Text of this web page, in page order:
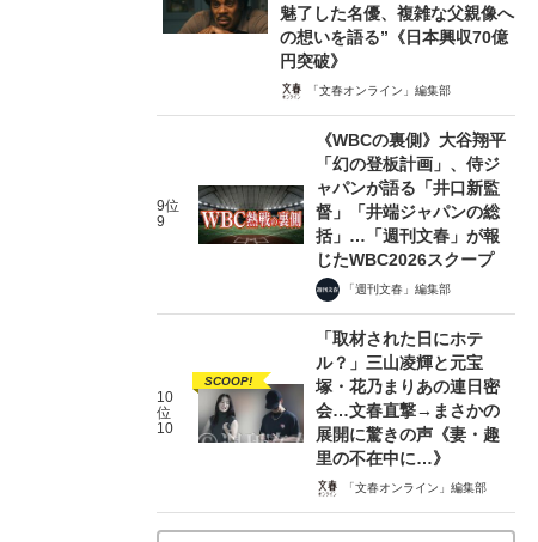
魅了した名優、複雑な父親像へ
の想いを語る”《日本興収70億
円突破》
「文春オンライン」編集部
9位
9
《WBCの裏側》大谷翔平
「幻の登板計画」、侍ジ
ャパンが語る「井口新監
督」「井端ジャパンの総
括」…「週刊文春」が報
じたWBC2026スクープ
「週刊文春」編集部
10
位
10
SCOOP!
「取材された日にホテ
ル？」三山凌輝と元宝
塚・花乃まりあの連日密
会…文春直撃→まさかの
展開に驚きの声《妻・趣
里の不在中に…》
「文春オンライン」編集部